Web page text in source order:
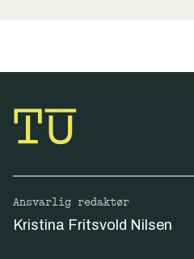
Ansvarlig redaktør
Kristina Fritsvold Nilsen